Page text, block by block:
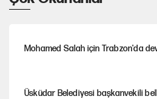
Mohamed Salah için Trabzon'da
Üsküdar Belediyesi başkanvekili